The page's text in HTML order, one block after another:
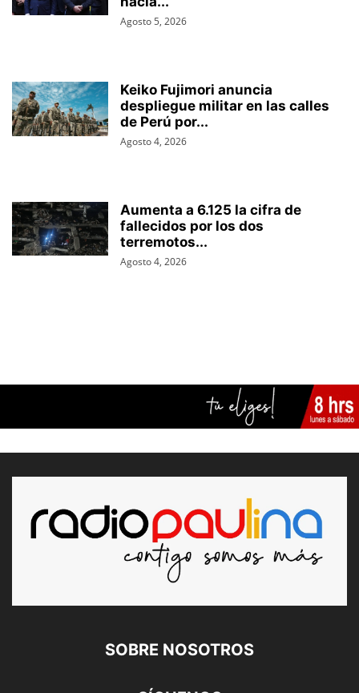
Agosto 5, 2026
Keiko Fujimori anuncia
despliegue militar en las calles
de Perú por...
Agosto 4, 2026
Aumenta a 6.125 la cifra de
fallecidos por los dos
terremotos...
Agosto 4, 2026
SOBRE NOSOTROS